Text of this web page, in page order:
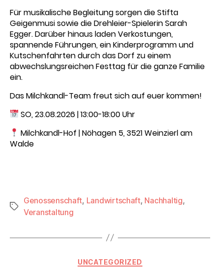
Für musikalische Begleitung sorgen die Stifta
Geigenmusi sowie die Drehleier-Spielerin Sarah
Egger. Darüber hinaus laden Verkostungen,
spannende Führungen, ein Kinderprogramm und
Kutschenfahrten durch das Dorf zu einem
abwechslungsreichen Festtag für die ganze Familie
ein.
Das Milchkandl-Team freut sich auf euer kommen!
SO, 23.08.2026 | 13:00-18:00 Uhr
Milchkandl-Hof | Nöhagen 5, 3521 Weinzierl am
Walde
Schlagwörter
Genossenschaft, Landwirtschaft, Nachhaltig,
Veranstaltung
Kategorien
UNCATEGORIZED